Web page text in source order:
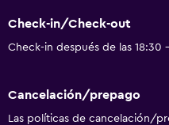
Check-in/Check-out
Check-in después de las 18:30
Cancelación/prepago
Las políticas de cancelación/